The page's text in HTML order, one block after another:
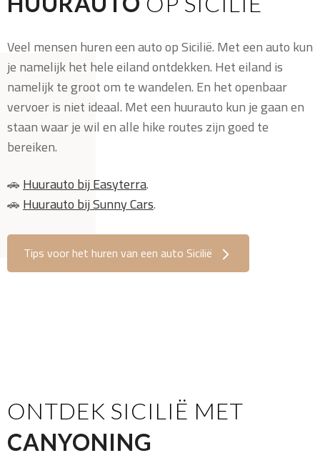
Veel mensen huren een auto op Sicilië. Met een auto kun
je namelijk het hele eiland ontdekken. Het eiland is
namelijk te groot om te wandelen. En het openbaar
vervoer is niet ideaal. Met een huurauto kun je gaan en
staan waar je wil en alle hike routes zijn goed te
bereiken.
🚗Huurauto bij Easyterra.
🚗Huurauto bij Sunny Cars.
Tips voor het huren van een auto Sicilië
ONTDEK SICILIË MET
CANYONING